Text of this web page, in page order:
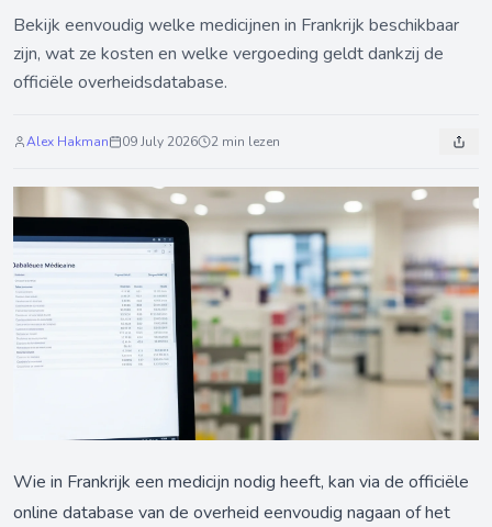
Bekijk eenvoudig welke medicijnen in Frankrijk beschikbaar
zijn, wat ze kosten en welke vergoeding geldt dankzij de
officiële overheidsdatabase.
Alex Hakman 09 July 2026 2 min lezen
Wie in Frankrijk een medicijn nodig heeft, kan via de officiële
online database van de overheid eenvoudig nagaan of het